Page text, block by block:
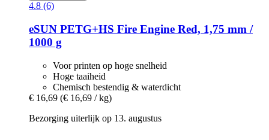
4.8 (6)
eSUN PETG+HS Fire Engine Red, 1,75 mm /
1000 g
Voor printen op hoge snelheid
Hoge taaiheid
Chemisch bestendig & waterdicht
€ 16,69 (€ 16,69 / kg)
Bezorging uiterlijk op 13. augustus